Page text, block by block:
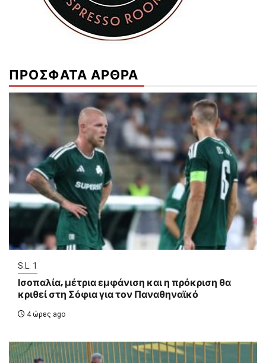
ΠΡΟΣΦΑΤΑ ΑΡΘΡΑ
S.L. 1
Ισοπαλία, μέτρια εμφάνιση και η πρόκριση θα
κριθεί στη Σόφια για τον Παναθηναϊκό
4 ώρες ago